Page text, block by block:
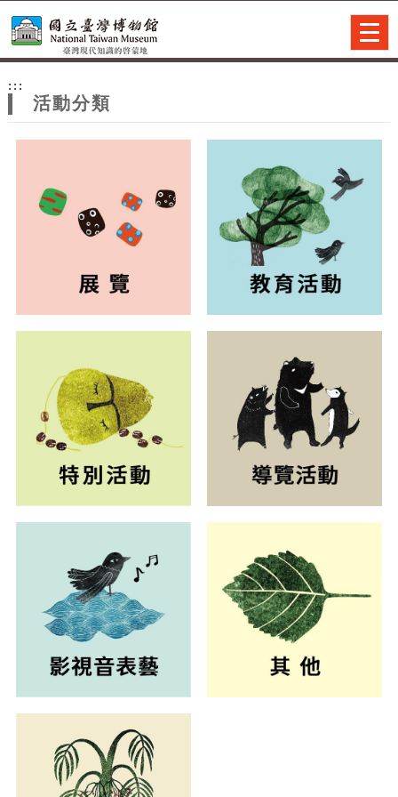
網
站
主
:::
活動分類